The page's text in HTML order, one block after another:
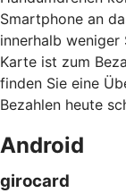
Smartphone an
innerhalb weniger
Karte ist zum
finden Sie eine
Bezahlen heute
Android
girocard